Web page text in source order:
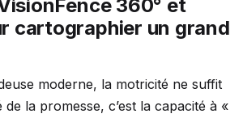
360° et
cartographier un grand
moderne, la motricité ne suffit
de la promesse, c’est la capacité à «